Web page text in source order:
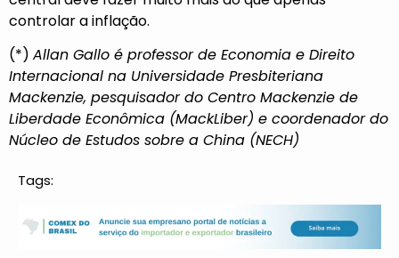
controlar a inflação.
(*) Allan Gallo é professor de Economia e Direito
Internacional na Universidade Presbiteriana
Mackenzie, pesquisador do Centro Mackenzie de
Liberdade Econômica (MackLiber) e coordenador do
Núcleo de Estudos sobre a China (NECH)
Tags: